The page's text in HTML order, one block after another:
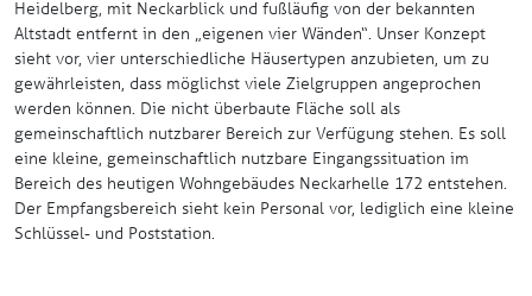
Heidelberg, mit Neckarblick und fußläufig von der bekannten
Altstadt entfernt in den „eigenen vier Wänden“. Unser Konzept
sieht vor, vier unterschiedliche Häusertypen anzubieten, um zu
gewährleisten, dass möglichst viele Zielgruppen angeprochen
werden können. Die nicht überbaute Fläche soll als
gemeinschaftlich nutzbarer Bereich zur Verfügung stehen. Es soll
eine kleine, gemeinschaftlich nutzbare Eingangssituation im
Bereich des heutigen Wohngebäudes Neckarhelle 172 entstehen.
Der Empfangsbereich sieht kein Personal vor, lediglich eine kleine
Schlüssel- und Poststation.